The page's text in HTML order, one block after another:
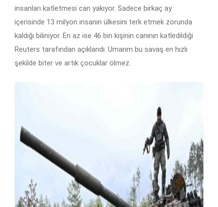
insanları katletmesi can yakıyor. Sadece birkaç ay
içerisinde 13 milyon insanın ülkesini terk etmek zorunda
kaldığı biliniyor. En az ise 46 bin kişinin canının katledildiği
Reuters tarafından açıklandı. Umarım bu savaş en hızlı
şekilde biter ve artık çocuklar ölmez.